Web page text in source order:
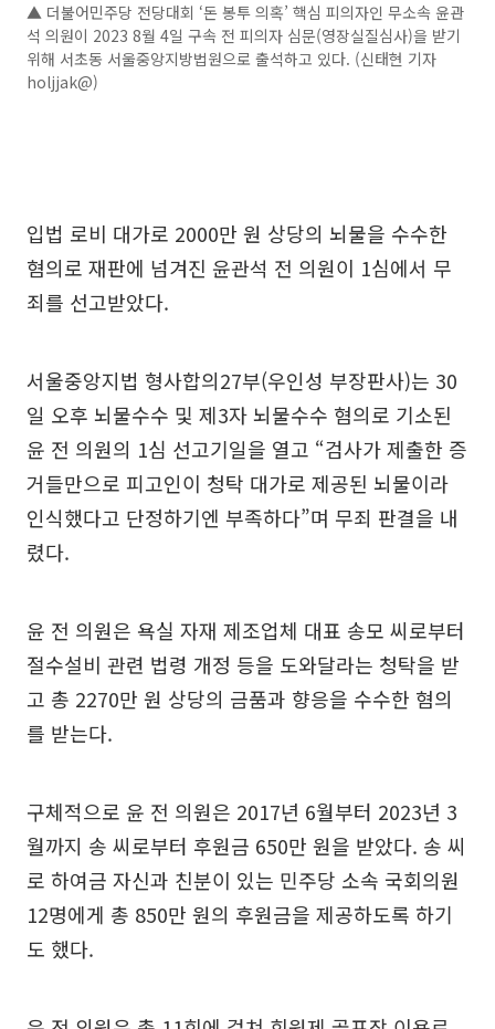
▲ 더불어민주당 전당대회 ‘돈 봉투 의혹’ 핵심 피의자인 무소속 윤관
석 의원이 2023 8월 4일 구속 전 피의자 심문(영장실질심사)을 받기
위해 서초동 서울중앙지방법원으로 출석하고 있다. (신태현 기자
holjjak@)
입법 로비 대가로 2000만 원 상당의 뇌물을 수수한
혐의로 재판에 넘겨진 윤관석 전 의원이 1심에서 무
죄를 선고받았다.
서울중앙지법 형사합의27부(우인성 부장판사)는 30
일 오후 뇌물수수 및 제3자 뇌물수수 혐의로 기소된
윤 전 의원의 1심 선고기일을 열고 “검사가 제출한 증
거들만으로 피고인이 청탁 대가로 제공된 뇌물이라
인식했다고 단정하기엔 부족하다”며 무죄 판결을 내
렸다.
윤 전 의원은 욕실 자재 제조업체 대표 송모 씨로부터
절수설비 관련 법령 개정 등을 도와달라는 청탁을 받
고 총 2270만 원 상당의 금품과 향응을 수수한 혐의
를 받는다.
구체적으로 윤 전 의원은 2017년 6월부터 2023년 3
월까지 송 씨로부터 후원금 650만 원을 받았다. 송 씨
로 하여금 자신과 친분이 있는 민주당 소속 국회의원
12명에게 총 850만 원의 후원금을 제공하도록 하기
도 했다.